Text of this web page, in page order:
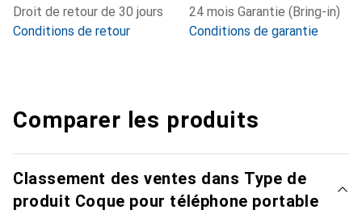
Droit de retour de 30 jours
Conditions de retour
24 mois Garantie (Bring-in)
Conditions de garantie
Comparer les produits
Classement des ventes dans Type de
produit Coque pour téléphone portable